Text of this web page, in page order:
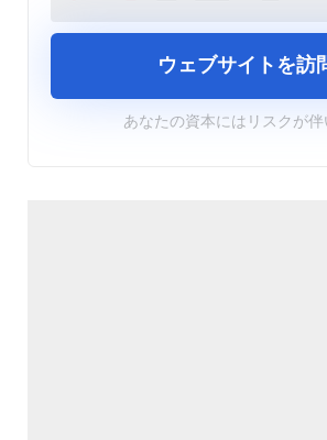
ウェブサイトを訪
あなたの資本にはリスクが伴